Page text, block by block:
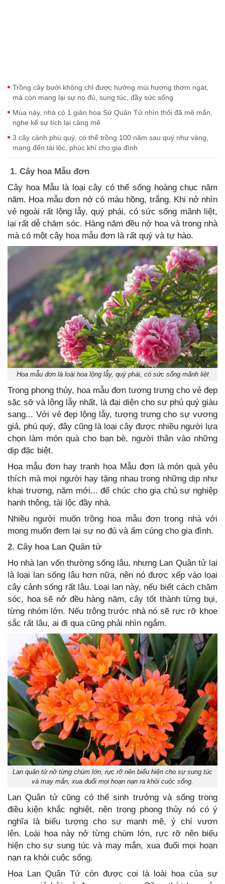
Trồng cây bưởi không chỉ được hưởng mùi hương thơm ngát,
mà còn mang lại sự no đủ, sung túc, đầy sức sống
Mùa này, nhà có 1 giàn hoa Sử Quân Tử nhìn thôi đã mê mẩn,
nghe kể sự tích lại càng mê
3 cây cảnh phú quý, có thể trồng 100 năm sau quý như vàng,
mang đến tài lộc, phúc khí cho gia đình
1. Cây hoa Mẫu đơn
Cây hoa Mẫu là loại cây có thể sống hoàng chục năm
năm. Hoa mẫu đơn nở có màu hồng, trắng. Khi nở nhìn
vẻ ngoài rất lộng lẫy, quý phái, có sức sống mãnh liệt,
lại rất dễ chăm sóc. Hàng năm đều nở hoa và trong nhà
mà có một cây hoa mẫu đơn là rất quý và tự hào.
Hoa mẫu đơn là loài hoa lộng lẫy, quý phái, có sức sống mãnh liệt
Trong phong thủy, hoa mẫu đơn tượng trưng cho vẻ đẹp
sặc sỡ và lộng lẫy nhất, là đại diện cho sự phú quý giàu
sang... Với vẻ đẹp lộng lẫy, tượng trưng cho sự vương
giả, phú quý, đây cũng là loại cây được nhiều người lựa
chọn làm món quà cho bạn bè, người thân vào những
dịp đặc biệt.
Hoa mẫu đơn hay tranh hoa Mẫu đơn là món quà yêu
thích mà mọi người hay tặng nhau trong những dịp như
khai trương, năm mới... để chúc cho gia chủ sự nghiệp
hanh thông, tài lộc đầy nhà.
Nhiều người muốn trồng hoa mẫu đơn trong nhà với
mong muốn đem lại sự no đủ và ấm cúng cho gia đình.
2. Cây hoa Lan Quân tử
Họ nhà lan vốn thường sống lâu, nhưng Lan Quân tử lại
là loại lan sống lâu hơn nữa, nên nó được xếp vào loại
cây cảnh sống rất lâu. Loại lan này, nếu biết cách chăm
sóc, hoa sẽ nở đều hàng năm, cây tốt thành từng bụi,
từng nhóm lớn. Nếu trông trước nhà nó sẽ rực rỡ khoe
sắc rất lâu, ai đi qua cũng phải nhìn ngắm.
Lan quân tử nở từng chùm lớn, rực rỡ nên biểu hiện cho sự sung túc
và may mắn, xua đuổi mọi hoạn nạn ra khỏi cuộc sống.
Lan Quân tử cũng có thể sinh trưởng và sống trong
điều kiện khắc nghiệt, nên trong phong thủy nó có ý
nghĩa là biểu tượng cho sự mạnh mẽ, ý chí vươn
lên. Loài hoa này nở từng chùm lớn, rực rỡ nên biểu
hiện cho sự sung túc và may mắn, xua đuổi mọi hoạn
nạn ra khỏi cuộc sống.
Hoa Lan Quân Tử còn được coi là loài hoa của sự